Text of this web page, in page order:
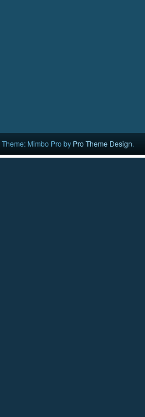
Theme: Mimbo Pro by Pro Theme Design.